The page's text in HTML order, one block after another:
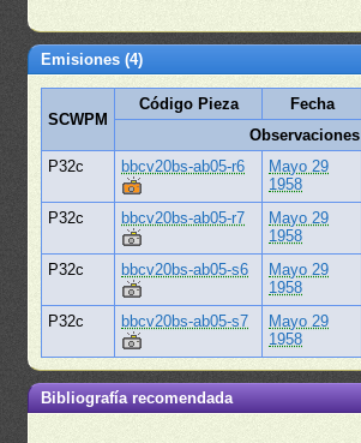
Emisiones (4)
SCWPM
Código Pieza Fecha
Observaciones
P32c
bbcv20bs-ab05-r6
Mayo 29
1958
P32c bbcv20bs-ab05-r7
Mayo 29
1958
P32c bbcv20bs-ab05-s6
Mayo 29
1958
P32c bbcv20bs-ab05-s7
Mayo 29
1958
Bibliografía recomendada